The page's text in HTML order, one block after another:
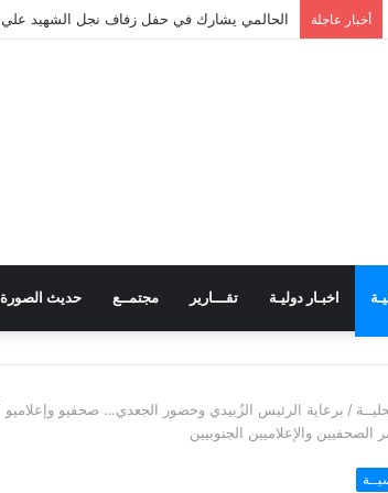
أخبار عاجلة الحالمي يشارك في حفل زفاف نجل الشهيد علي
اخبـار دوليـة تقـــارير مجتمــع حديث الصورة
/ برعاية الرئيس الزُبيدي وحضور الجعدي… صحفيو وإعلاميو
والإعلاميين الجنوبيين